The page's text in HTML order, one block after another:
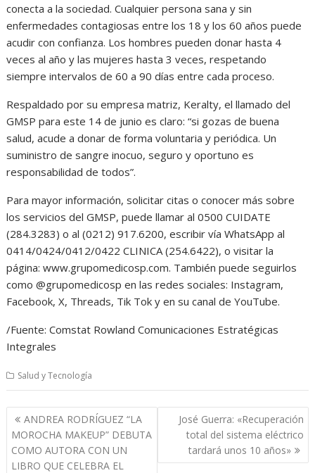
conecta a la sociedad. Cualquier persona sana y sin
enfermedades contagiosas entre los 18 y los 60 años puede
acudir con confianza. Los hombres pueden donar hasta 4
veces al año y las mujeres hasta 3 veces, respetando
siempre intervalos de 60 a 90 días entre cada proceso.
Respaldado por su empresa matriz, Keralty, el llamado del
GMSP para este 14 de junio es claro: “si gozas de buena
salud, acude a donar de forma voluntaria y periódica. Un
suministro de sangre inocuo, seguro y oportuno es
responsabilidad de todos”.
Para mayor información, solicitar citas o conocer más sobre
los servicios del GMSP, puede llamar al 0500 CUIDATE
(284.3283) o al (0212) 917.6200, escribir vía WhatsApp al
0414/0424/0412/0422 CLINICA (254.6422), o visitar la
página: www.grupomedicosp.com. También puede seguirlos
como @grupomedicosp en las redes sociales: Instagram,
Facebook, X, Threads, Tik Tok y en su canal de YouTube.
/Fuente: Comstat Rowland Comunicaciones Estratégicas
Integrales
Salud y Tecnología
Navegación
de
entradas
ANDREA RODRÍGUEZ “LA
MOROCHA MAKEUP” DEBUTA
COMO AUTORA CON UN
LIBRO QUE CELEBRA EL
José Guerra: «Recuperación
total del sistema eléctrico
tardará unos 10 años»